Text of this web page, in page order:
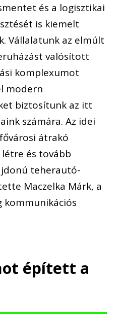
és a logisztikai
is kiemelt
Vállalatunk az elmúlt
valósított
komplexumot
modern
biztosítunk az itt
számára. Az idei
átrakó
és tovább
teherautó-
Maczelka Márk, a
kommunikációs
épített a